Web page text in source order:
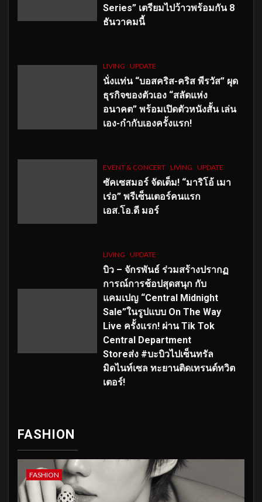
Series” เตรียมไปว้าวพร้อมกัน 8
ธันวาคมนี้
LIVING UPDATE
นั่งแท่น “บอสคริส-คริส พีรวัส” ผุด
ธุรกิจของตัวเอง “สลัดแห่ง
อนาคต” พร้อมเปิดตัวหนังสั้น เล่น
เอง-กำกับเองครั้งแรก!
EVENT & CONCERT LIVING UPDATE
ซัคเซสมอร์ จัดเต็ม! “มาริโอ้ เมา
เร่อ” พรีเซ็นเตอร์คนแรก
เอส.โอ.ดี มอร์
LIVING UPDATE
บิว – จักรพันธ์ ร่วมสร้างปรากฏ
การณ์การช้อปสุดสนุก กับ
แคมเปญ “Central Midnight
Sale”ในรูปแบบ On The Way
Live ครั้งแรก! ผ่าน Tik Tok
Central Department
Storeส่ง #บะบิวไปเซ็นทรัล
มิดไนท์เซล ทะยานติดเทรนด์ทวิต
เตอร์!
FASHION
FASHION